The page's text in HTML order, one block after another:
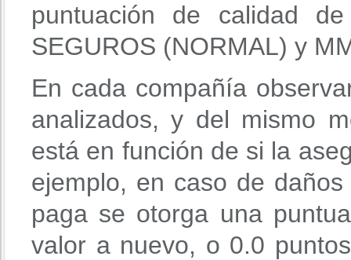
puntuación de calidad
SEGUROS (NORMAL) y
En cada compañía
analizados, y del mismo
está en función de si la
ejemplo, en caso de
paga se otorga una
valor a nuevo, o 0.0